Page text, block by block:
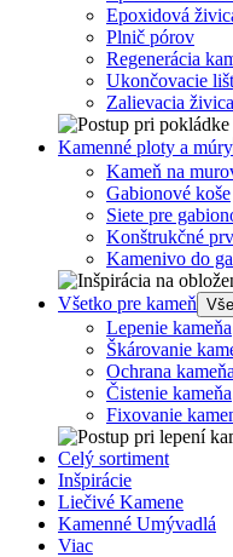
Epoxidová
Plnič pórov
Regenerácia
Ukončovacie
Zalievacia
Kamenné ploty a múry
Kameň na
Gabionové koše
Siete pre
Konštrukčné
Kamenivo do
Všetko pre kameň
Lepenie kameňa
Škárovanie
Ochrana kameňa
Čistenie kameňa
Fixovanie
Celý sortiment
Inšpirácie
Liečivé Kamene
Kamenné Umývadlá
Viac